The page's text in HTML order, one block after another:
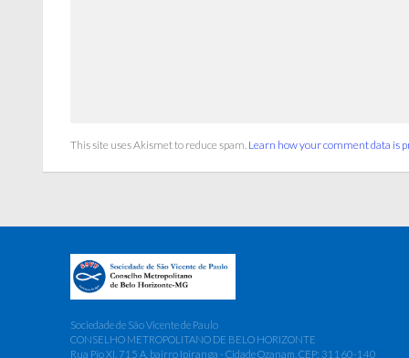
This site uses Akismet to reduce spam. Learn how your comment data is
Sociedade de São Vicente de Paulo
CONSELHO METROPOLITANO DE BELO HORIZONTE
Rua Pio XI, 715 A, bairro Ipiranga - Cidade Ozanam, CEP: 31160-140